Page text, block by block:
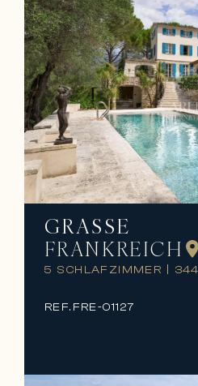
GRASSE
FRANKREICH
5 SCHLAFZIMMER
REF. FRE-01127